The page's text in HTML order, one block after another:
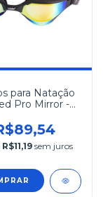
para Natação
Pro Mirror -
R$11,19 sem juros